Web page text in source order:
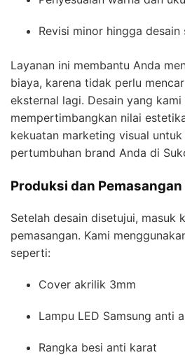
Revisi minor hingga desain
Layanan ini membantu Anda
biaya, karena tidak perlu
eksternal lagi. Desain yang kami
mempertimbangkan nilai
kekuatan marketing visual untuk
pertumbuhan brand Anda di
Produksi dan Pemasangan
Setelah desain disetujui, masuk
pemasangan. Kami
seperti:
Cover akrilik 3mm
Lampu LED Samsung anti
Rangka besi anti karat